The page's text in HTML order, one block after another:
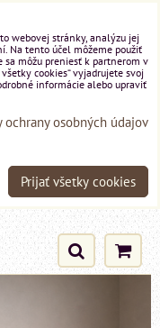
webovej stránky, analýzu jej
Na tento účel môžeme použiť
sa môžu preniesť k partnerom v
cookies“ vyjadrujete svoj
informácie alebo upraviť
ochrany osobných údajov
Prijať všetky cookies